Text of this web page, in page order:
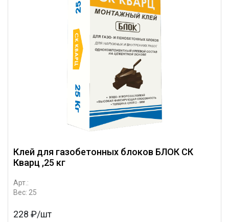
Клей для газобетонных блоков БЛОК СК
Кварц ,25 кг
Арт.:
Вес: 25
228 ₽/шт